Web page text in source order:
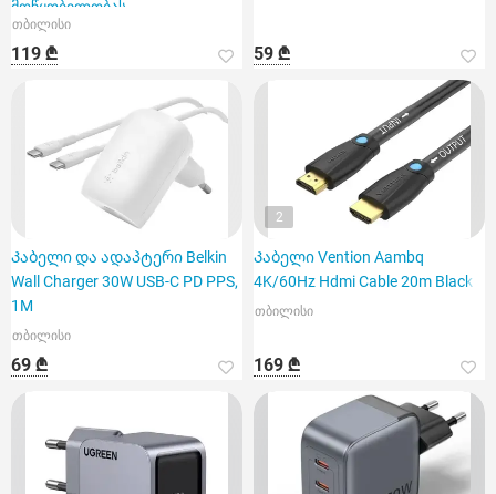
მოწყობილობას
თბილისი
119 ₾ 59 ₾
Კაბელი და ადაპტერი Belkin
Wall Charger 30W USB-C PD PPS,
1M
თბილისი
69 ₾
2
Კაბელი Vention Aambq
4K/60Hz Hdmi Cable 20m Black
თბილისი
169 ₾